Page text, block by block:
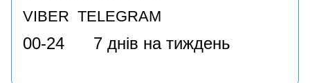
VIBER TELEGRAM
00-24 7 днів на тиждень